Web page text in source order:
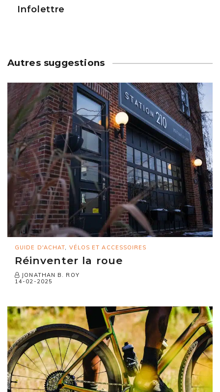
Infolettre
Autres suggestions
GUIDE D'ACHAT VÉLOS ET ACCESSOIRES
Réinventer la roue
JONATHAN B. ROY
14-02-2025